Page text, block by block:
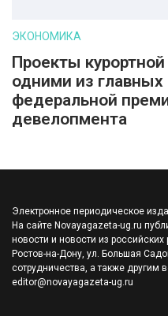
ЭКОНОМИКА
Проекты
одними из
федеральной
девелопмента
Электронное периодическое
На сайте Novayagazeta-ug.ru
новости и новости из
Ростов-на-Дону, ул. Большая
сотрудничества, а также другим
editor@novayagazeta-ug.ru